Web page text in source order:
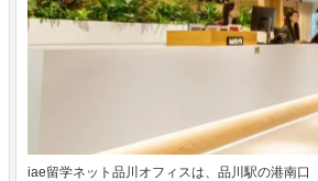
iae留学ネット品川オフィスは、品川駅の港南口